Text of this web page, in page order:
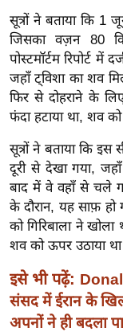
मि
सा
ल
श
ख्सि
य
त
यं
ग
इं
डि
या
सा
हि
त्य
सूत्रों ने बताया कि
जिसका वज़न 80
पोस्टमॉर्टम रिपोर्ट
जहाँ ट्विशा का शव
फिर से दोहराने के
फंदा हटाया था, शव
सूत्रों ने बताया कि इस
दूरी से देखा गया,
बाद में वे वहाँ से चले
के दौरान, यह साफ़ हो
को गिरिबाला ने
शव को ऊपर उठाया
इसे भी पढ़ें:
संसद में ईरान के
अपनों ने ही बदला